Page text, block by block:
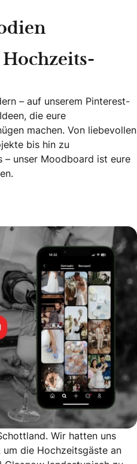
– auf unserem Pinterest-
die eure
machen. Von liebevollen
bis hin zu
– unser Moodboard ist eure
unser Hochzeits-
Wir hatten uns
die Hochzeitsgäste an